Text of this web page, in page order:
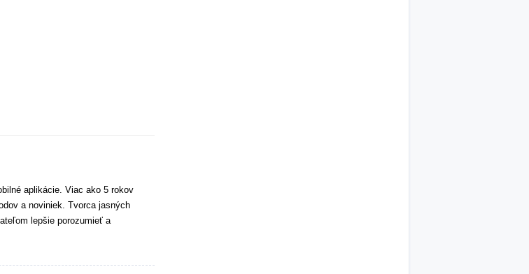
aplikácie. Viac ako 5 rokov
a noviniek. Tvorca jasných
lepšie porozumieť a